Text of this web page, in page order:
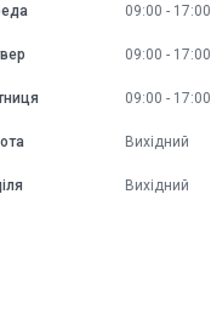
09:00 17:00
09:00 17:00
09:00 17:00
Вихідний
Вихідний